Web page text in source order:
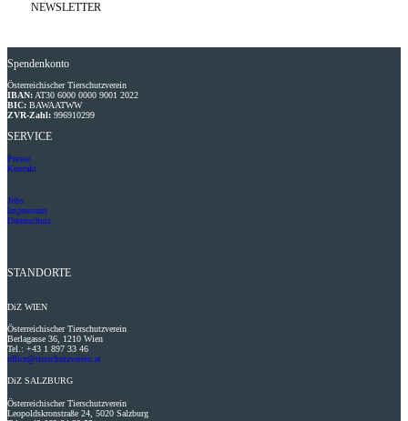
NEWSLETTER
Spendenkonto
Österreichischer Tierschutzverein
IBAN:AT30 6000 0000 9001 2022
BIC: BAWAATWW
ZVR-Zahl: 996910299
SERVICE
Presse
Kontakt
Jobs
Impressum
Datenschutz
STANDORTE
DiZ WIEN
Österreichischer Tierschutzverein
Berlagasse 36, 1210 Wien
Tel.: +43 1 897 33 46
office@tierschutzverein.at
DiZ SALZBURG
Österreichischer Tierschutzverein
Leopoldskronstraße 24, 5020 Salzburg